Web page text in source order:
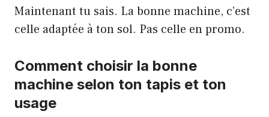
Maintenant tu sais. La bonne machine, c’est
celle adaptée à ton sol. Pas celle en promo.
Comment choisir la bonne
machine selon ton tapis et ton
usage